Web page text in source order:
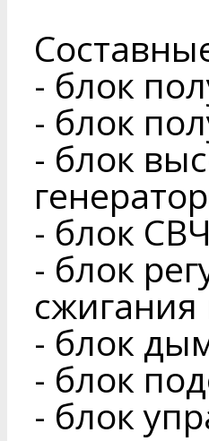
- блок
- блок
- блок
- блок
- блок
сжигания
- блок
- блок
- блок